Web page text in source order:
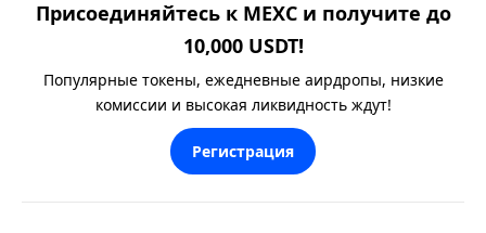
Присоединяйтесь к MEXC и получите до
10,000 USDT!
Популярные токены, ежедневные аирдропы, низкие
комиссии и высокая ликвидность ждут!
Регистрация